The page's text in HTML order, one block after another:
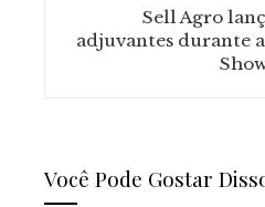
Sell Agro
adjuvantes durante
Você Pode Gostar